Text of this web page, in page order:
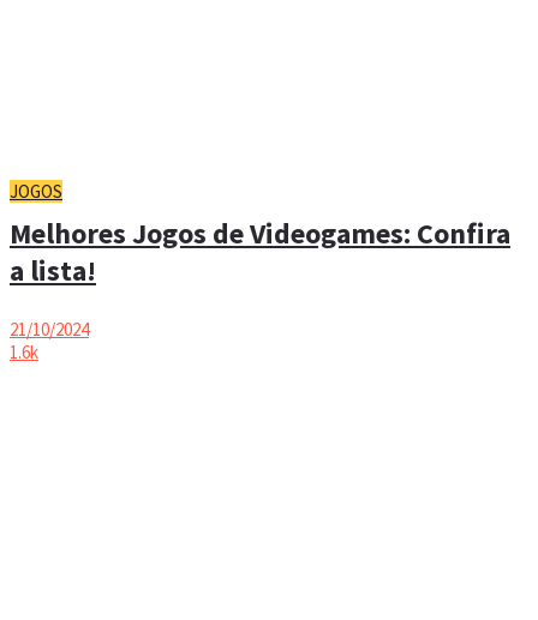
JOGOS
Melhores Jogos de Videogames: Confira
a lista!
21/10/2024
1.6k